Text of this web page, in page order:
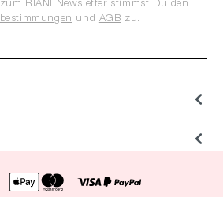
RIANI Newsletter stimmst Du den
und AGB zu.